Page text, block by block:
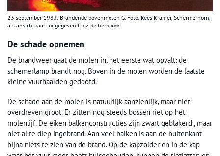
23 september 1983: Brandende bovenmolen G. Foto: Kees Kramer, Schermerhorn,
als ansichtkaart uitgegeven t.b.v. de herbouw.
De schade opnemen
De brandweer gaat de molen in, het eerste wat opvalt: de
schemerlamp brandt nog. Boven in de molen worden de laatste
kleine vuurhaarden gedoofd.
De schade aan de molen is natuurlijk aanzienlijk, maar niet
overdreven groot. Er zitten nog steeds bossen riet op het
molenlijf. De eiken balkenconstructies zijn zwart geblakerd , maar
niet al te diep ingebrand. Aan veel balken is aan de buitenkant
bijna niets te zien van de brand. Op de kapzolder en in de kap